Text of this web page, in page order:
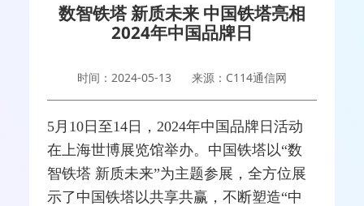
数智铁塔 新质未来 中国铁塔亮相
2024年中国品牌日
时间：2024-05-13 来源：C114通信网
5月10日至14日，2024年中国品牌日活动
在上海世博展览馆举办。 中国铁塔 以“数
智铁塔 新质未来”为主题参展，全方位展
示了中国铁塔以共享共赢，不断塑造“中